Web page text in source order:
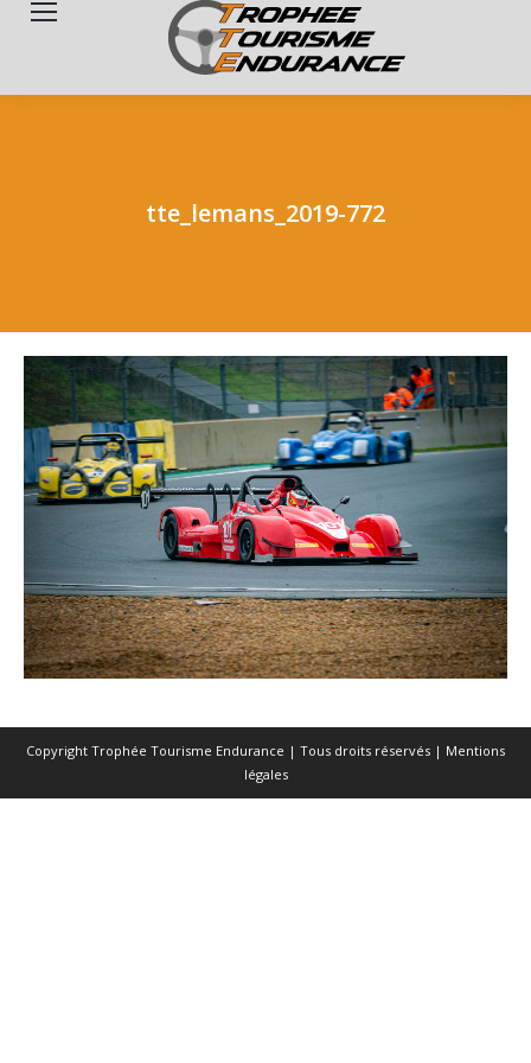
tte_lemans_2019-772
Copyright Trophée Tourisme Endurance | Tous droits réservés | Mentions
légales